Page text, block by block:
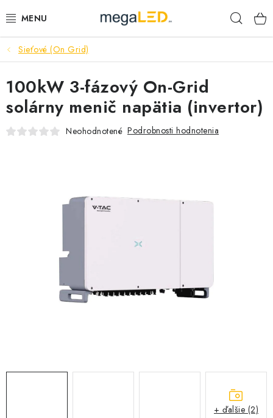
na
PRIEMYSEL
SVIETIDLÁ
ŽIAROVKY A TRUBICE
SEZÓNNE VÝPREDAJE POĽNOPOTREBY
OBCHODNÉ PODMIENKY
Sieťové (On Grid)
100kW 3-fázový On-Grid
solárny menič napätia (invertor)
Neohodnotené Podrobnosti hodnotenia
+ ďalšie (2)